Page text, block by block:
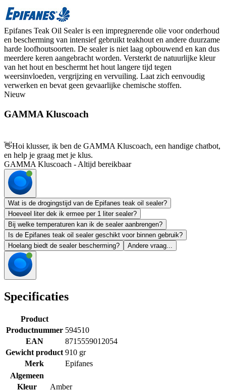
Epifanes Teak Oil Sealer is een impregnerende olie voor onderhoud
en bescherming van intensief gebruikt teakhout en andere duurzame
harde loofhoutsoorten. De sealer is niet laag opbouwend en kan dus
meerdere keren aangebracht worden. Versterkt de natuurlijke kleur
van het hout en beschermt het hout langere tijd tegen
weersinvloeden, vergrijzing en vervuiling. Laat zich eenvoudig
verwerken en bevat geen gevaarlijke chemische stoffen.
Nieuw
GAMMA Kluscoach
👋Hoi klusser, ik ben de GAMMA Kluscoach, een handige chatbot,
en help je graag met je klus.
GAMMA Kluscoach - Altijd bereikbaar
Wat is de drogingstijd van de Epifanes teak oil sealer?
Hoeveel liter dek ik ermee per 1 liter sealer?
Bij welke temperaturen kan ik de sealer aanbrengen?
Is de Epifanes teak oil sealer geschikt voor binnen gebruik?
Hoelang biedt de sealer bescherming?
Andere vraag...
Specificaties
Product
Productnummer 594510
EAN
8715559012054
Gewicht product 910 gr
Merk
Epifanes
Algemeen
Kleur
Amber